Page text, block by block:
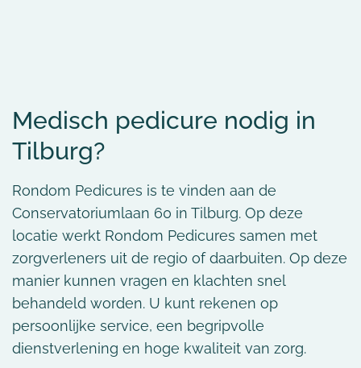
Medisch pedicure nodig in
Tilburg?
Rondom Pedicures is te vinden aan de
Conservatoriumlaan 60 in Tilburg. Op deze
locatie werkt Rondom Pedicures samen met
zorgverleners uit de regio of daarbuiten. Op deze
manier kunnen vragen en klachten snel
behandeld worden. U kunt rekenen op
persoonlijke service, een begripvolle
dienstverlening en hoge kwaliteit van zorg.